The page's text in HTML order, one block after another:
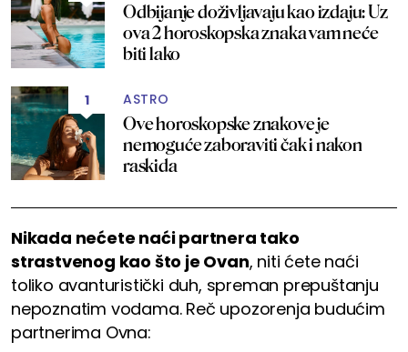
Odbijanje doživljavaju kao izdaju: Uz
ova 2 horoskopska znaka vam neće
biti lako
1 ASTRO
Ove horoskopske znakove je
nemoguće zaboraviti čak i nakon
raskida
Nikada nećete naći partnera tako
strastvenog kao što je Ovan, niti ćete naći
toliko avanturistički duh, spreman prepuštanju
nepoznatim vodama. Reč upozorenja budućim
partnerima Ovna: